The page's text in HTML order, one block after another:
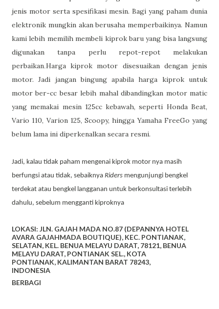
jenis motor serta spesifikasi mesin. Bagi yang paham dunia
elektronik mungkin akan berusaha memperbaikinya. Namun
kami lebih memilih membeli kiprok baru yang bisa langsung
digunakan tanpa perlu repot-repot melakukan
perbaikan.Harga kiprok motor disesuaikan dengan jenis
motor. Jadi jangan bingung apabila harga kiprok untuk
motor ber-cc besar lebih mahal dibandingkan motor matic
yang memakai mesin 125cc kebawah, seperti Honda Beat,
Vario 110, Varion 125, Scoopy, hingga Yamaha FreeGo yang
belum lama ini diperkenalkan secara resmi.
Jadi, kalau tidak paham mengenai kiprok motor nya masih
berfungsi atau tidak, sebaiknya Riders mengunjungi bengkel
terdekat atau bengkel langganan untuk berkonsultasi terlebih
dahulu, sebelum mengganti kiproknya
LOKASI: JLN. GAJAH MADA NO.87 (DEPANNYA HOTEL
AVARA GAJAHMADA BOUTIQUE), KEC. PONTIANAK,
SELATAN, KEL. BENUA MELAYU DARAT, 78121, BENUA
MELAYU DARAT, PONTIANAK SEL., KOTA
PONTIANAK, KALIMANTAN BARAT 78243,
INDONESIA
BERBAGI